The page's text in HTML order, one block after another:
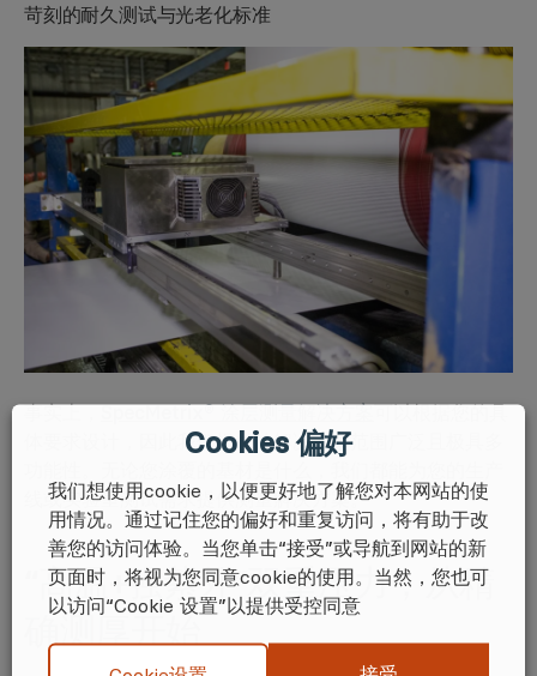
苛刻的耐久测试与光老化标准
事实上，SpecMetrix® 涂层测量解决方案可以根据您的具
体要求设计，因此我们提供的解决方案范围广泛且极具多
线或实验室测试需求提供测量解决方案。
“高温+强紫外”双重压力，从精
确测厚开始
Cookies 偏好
我们想使用cookie，以便更好地了解您对本网站的使
用情况。通过记住您的偏好和重复访问，将有助于改
善您的访问体验。当您单击“接受”或导航到网站的新
页面时，将视为您同意cookie的使用。当然，您也可
以访问“Cookie 设置”以提供受控同意